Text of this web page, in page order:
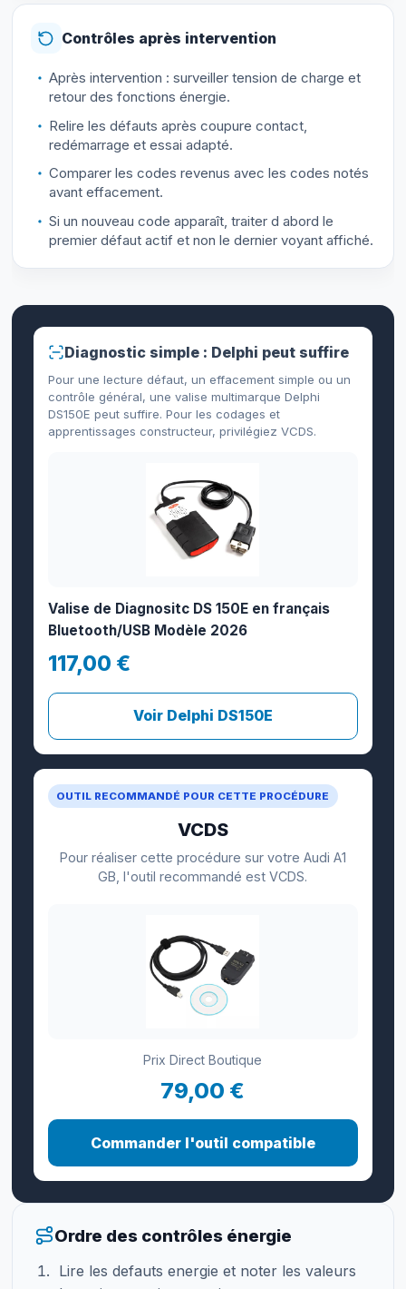
Contrôles après intervention
Après intervention : surveiller tension de charge et
retour des fonctions énergie.
Relire les défauts après coupure contact,
redémarrage et essai adapté.
Comparer les codes revenus avec les codes notés
avant effacement.
Si un nouveau code apparaît, traiter d abord le
premier défaut actif et non le dernier voyant affiché.
OUTIL RECOMMANDÉ POUR CETTE PROCÉDURE
VCDS
Pour réaliser cette procédure sur votre Audi A1
GB, l'outil recommandé est VCDS.
Prix Direct Boutique
79,00 €
Commander l'outil compatible
Diagnostic simple : Delphi peut suffire
Pour une lecture défaut, un effacement simple ou un
contrôle général, une valise multimarque Delphi
DS150E peut suffire. Pour les codages et
apprentissages constructeur, privilégiez VCDS.
Valise de Diagnositc DS 150E en français
Bluetooth/USB Modèle 2026
117,00 €
Voir Delphi DS150E
Ordre des contrôles énergie
Lire les defauts energie et noter les valeurs